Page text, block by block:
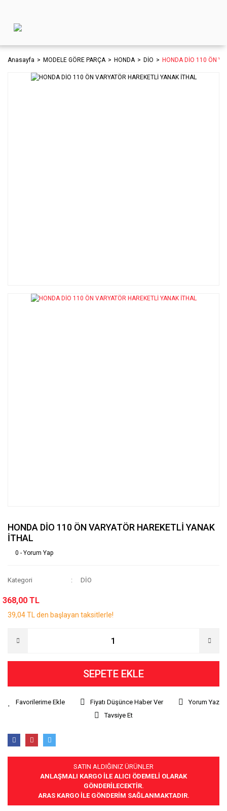
Anasayfa MODELE GÖRE PARÇA HONDA DİO HONDA DİO 110 ÖN
HONDA DİO 110 ÖN VARYATÖR HAREKETLİ YANAK
İTHAL
0 - Yorum Yap
Kategori DİO
368,00 TL
39,04 TL den başlayan taksitlerle!
SEPETE EKLE
Fiyatı Düşünce Haber Ver
Yorum Yaz
Tavsiye Et
SATIN ALDIĞINIZ ÜRÜNLER
ANLAŞMALI KARGO İLE ALICI ÖDEMELİ OLARAK
GÖNDERİLECEKTİR.
ARAS KARGO İLE GÖNDERİM SAĞLANMAKTADIR.